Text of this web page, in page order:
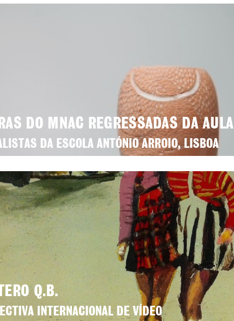
DO MNAC REGRESSADAS DA AULA
DA ESCOLA ANTÓNIO ARROIO, LISBOA
Q.B.
INTERNACIONAL DE VÍDEO